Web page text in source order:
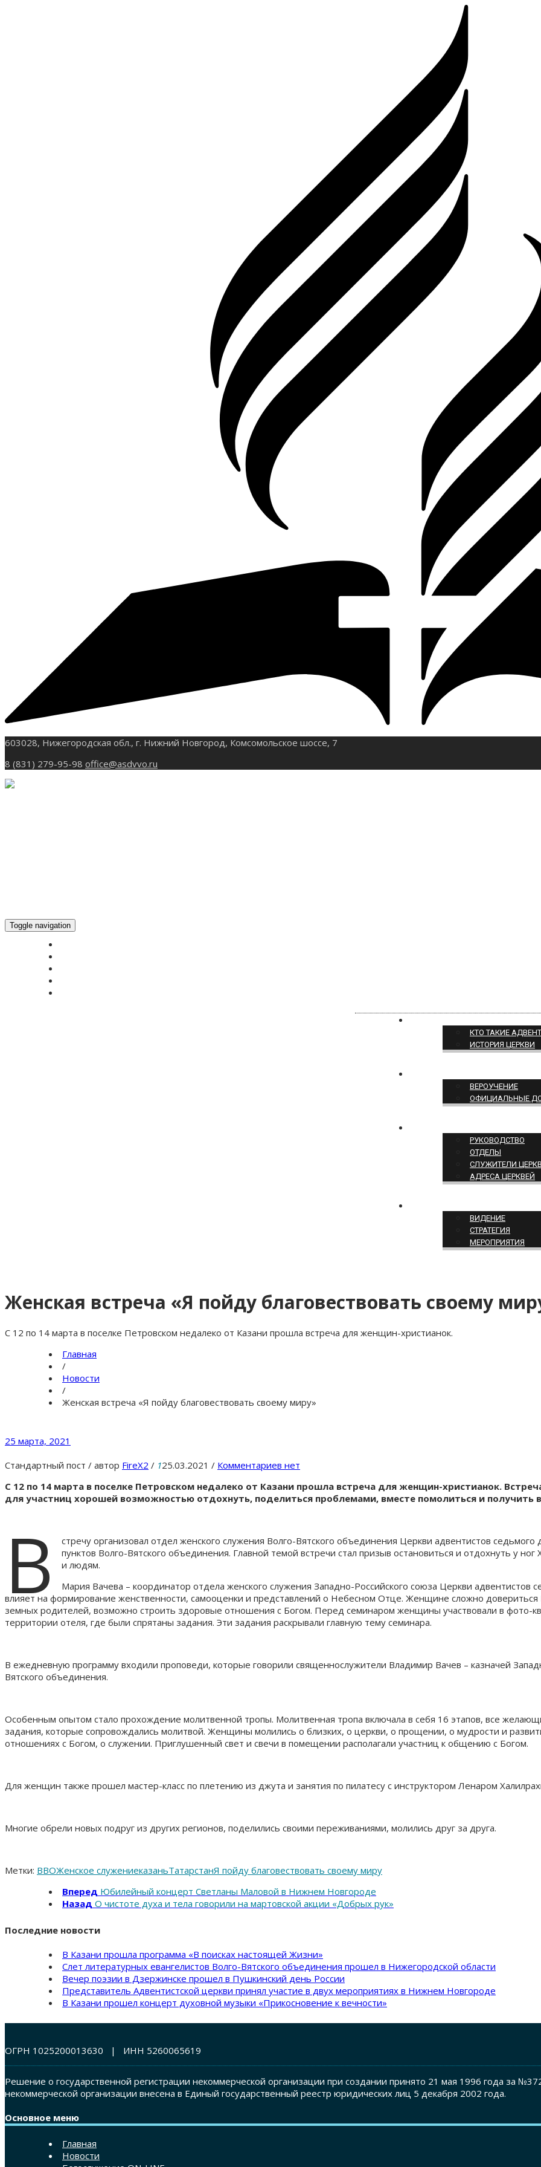
603028, Нижегородская обл., г. Нижний Новгород, Комсомольское шоссе, 7
8 (831) 279-95-98 office@asdvvo.ru
Toggle navigation
КТО ТАКИЕ
ИСТОРИЯ ЦЕРКВИ
ВЕРОУЧЕНИЕ
ОФИЦИАЛЬНЫЕ
РУКОВОДСТВО
ОТДЕЛЫ
СЛУЖИТЕЛИ
АДРЕСА ЦЕРКВЕЙ
ВИДЕНИЕ
СТРАТЕГИЯ
МЕРОПРИЯТИЯ
Женская встреча «Я пойду благовествовать своему
С 12 по 14 марта в поселке Петровском недалеко от Казани прошла встреча для женщин-христианок.
Главная
/
Новости
/
Женская встреча «Я пойду благовествовать своему миру»
25 марта, 2021
Стандартный пост / автор FireX2 / 125.03.2021 / Комментариев нет
С 12 по 14 марта в поселке Петровском недалеко от Казани прошла встреча для женщин-христианок.
для участниц хорошей возможностью отдохнуть, поделиться проблемами, вместе помолиться и получить
В
стречу организовал отдел женского служения Волго-Вятского объединения Церкви адвентистов
пунктов Волго-Вятского объединения. Главной темой встречи стал призыв остановиться и отдохнуть у
и людям.
Мария Вачева – координатор отдела женского служения Западно-Российского союза Церкви
влияет на формирование женственности, самооценки и представлений о Небесном Отце. Женщине сложно довериться
земных родителей, возможно строить здоровые отношения с Богом. Перед семинаром женщины участвовали в фото-
территории отеля, где были спрятаны задания. Эти задания раскрывали главную тему семинара.
В ежедневную программу входили проповеди, которые говорили священнослужители Владимир Вачев – казначей
Вятского объединения.
Особенным опытом стало прохождение молитвенной тропы. Молитвенная тропа включала в себя 16 этапов, все
задания, которые сопровождались молитвой. Женщины молились о близких, о церкви, о прощении, о мудрости и
отношениях с Богом, о служении. Приглушенный свет и свечи в помещении располагали участниц к общению с Богом.
Для женщин также прошел мастер-класс по плетению из джута и занятия по пилатесу с инструктором Ленаром
Многие обрели новых подруг из других регионов, поделились своими переживаниями, молились друг за друга.
Метки: ВВОЖенское служениеказаньТатарстанЯ пойду благовествовать своему миру
Вперед Юбилейный концерт Светланы Маловой в Нижнем Новгороде
Назад О чистоте духа и тела говорили на мартовской акции «Добрых рук»
Последние новости
В Казани прошла программа «В поисках настоящей Жизни»
Слет литературных евангелистов Волго-Вятского объединения прошел в Нижегородской области
Вечер поэзии в Дзержинске прошел в Пушкинский день России
Представитель Адвентистской церкви принял участие в двух мероприятиях в Нижнем Новгороде
В Казани прошел концерт духовной музыки «Прикосновение к вечности»
ОГРН 1025200013630 | ИНН 5260065619
Решение о государственной регистрации некоммерческой организации при создании принято 21 мая 1996 года за
некоммерческой организации внесена в Единый государственный реестр юридических лиц 5 декабря 2002 года.
Основное меню
Главная
Новости